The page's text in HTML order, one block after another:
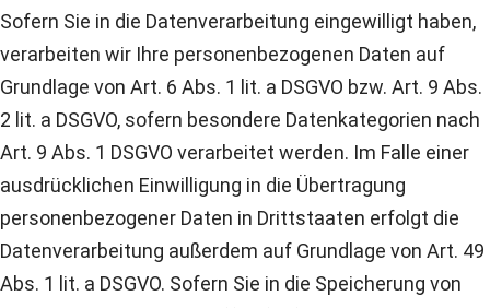
Sofern Sie in die Datenverarbeitung eingewilligt haben,
verarbeiten wir Ihre personenbezogenen Daten auf
Grundlage von Art. 6 Abs. 1 lit. a DSGVO bzw. Art. 9 Abs.
2 lit. a DSGVO, sofern besondere Datenkategorien nach
Art. 9 Abs. 1 DSGVO verarbeitet werden. Im Falle einer
ausdrücklichen Einwilligung in die Übertragung
personenbezogener Daten in Drittstaaten erfolgt die
Datenverarbeitung außerdem auf Grundlage von Art. 49
Abs. 1 lit. a DSGVO. Sofern Sie in die Speicherung von